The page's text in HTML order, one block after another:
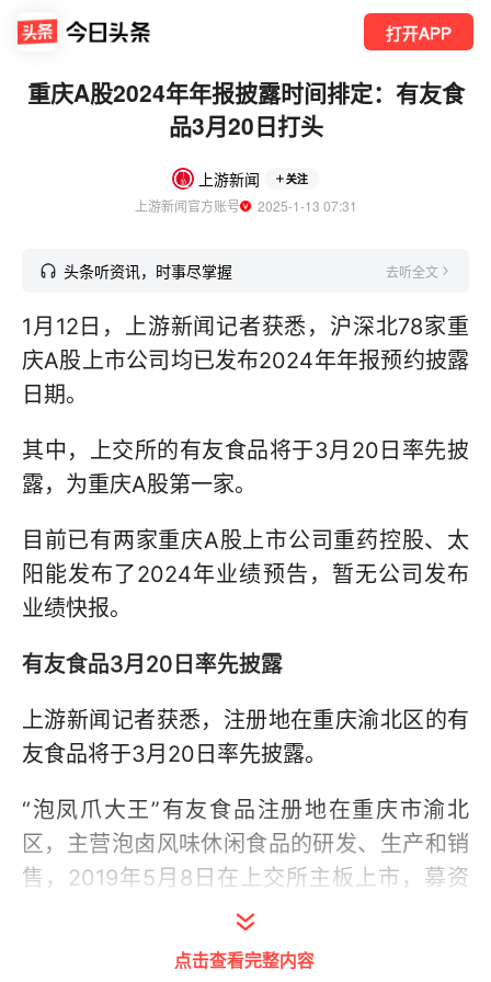
打开APP
重庆A股2024年年报披露时间排定：有友食
品3月20日打头
上游新闻 关注
上游新闻官方账号
  2025-1-13 07:31
头条听资讯，时事尽掌握 去听全文
1月12日，上游新闻记者获悉，沪深北78家重
庆A股上市公司均已发布2024年年报预约披露
日期。
其中，上交所的有友食品将于3月20日率先披
露，为重庆A股第一家。
目前已有两家重庆A股上市公司重药控股、太
阳能发布了2024年业绩预告，暂无公司发布
业绩快报。
有友食品3月20日率先披露
上游新闻记者获悉，注册地在重庆渝北区的有
友食品将于3月20日率先披露。
“泡凤爪大王”有友食品注册地在重庆市渝北
区，主营泡卤风味休闲食品的研发、生产和销
售，2019年5月8日在上交所主板上市，募资
有友食品2024年前三季度营业收入为8.87亿
点击查看完整内容